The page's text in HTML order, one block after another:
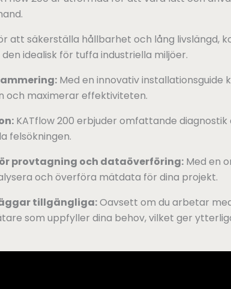
att säkerställa hållbarhet och lång livslängd,
idealisk för tuffa industriella miljöer.
Med en innovativ installationsguide
och maximerar effektiviteten.
KATflow 200 erbjuder omfattande
felsökningen.
provtagning och dataöverföring: Med en
och överföra mätdata för dina projekt.
tillgängliga:Oavsett om du arbetar
som uppfyller dina behov, vilket ger